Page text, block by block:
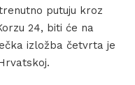
putuju kroz
24, biti će na
izložba četvrta je